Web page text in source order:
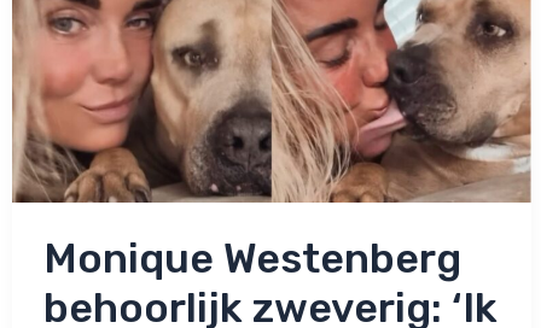
Monique Westenberg
behoorlijk zweverig: ‘Ik